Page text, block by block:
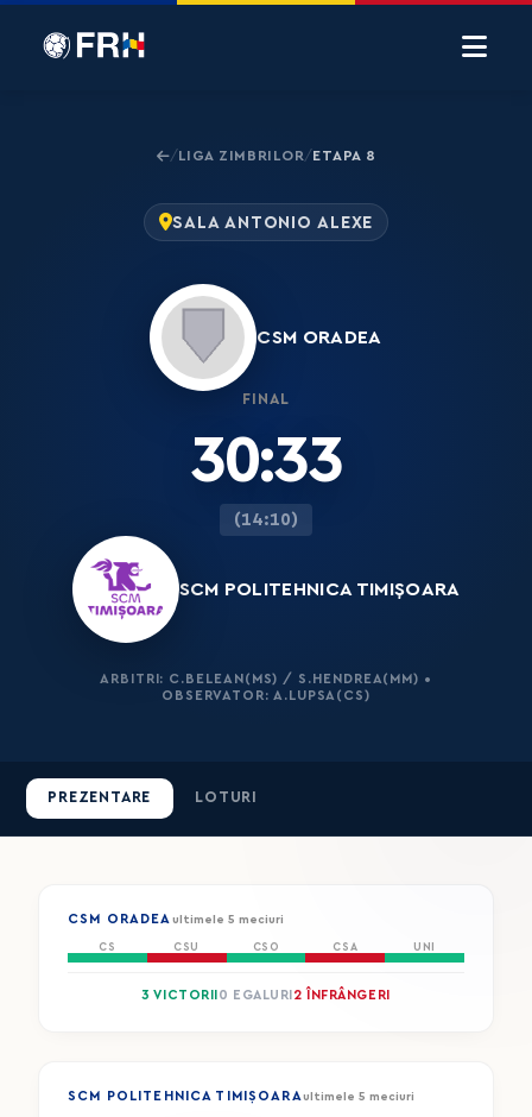
/LIGA ZIMBRILOR/ETAPA 8
SALA ANTONIO ALEXE
CSM ORADEA
FINAL
30:33
(14:10)
SCM POLITEHNICA TIMIȘOARA
ARBITRI: C.BELEAN(MS) / S.HENDREA(MM) •
OBSERVATOR: A.LUPSA(CS)
PREZENTARE LOTURI
CSM ORADEA ultimele 5 meciuri
CS CSU CSO CSA UNI
3 VICTORII 0 EGALURI 2 ÎNFRÂNGERI
SCM POLITEHNICA TIMIȘOARA ultimele 5 meciuri